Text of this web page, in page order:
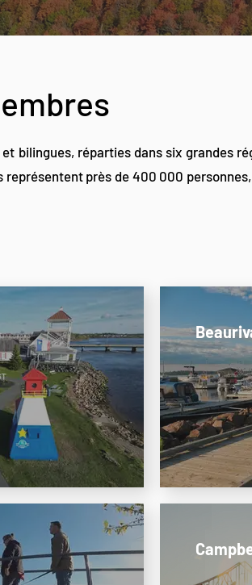
bilingues, réparties dans six grandes
près de 400 000